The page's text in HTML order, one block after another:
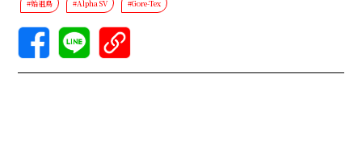
#始祖鳥 #Alpha SV #Gore-Tex